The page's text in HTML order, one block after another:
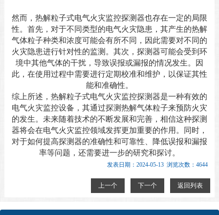
然而，热解粒子式电气火灾监控探测器也存在一定的局限
性。首先，对于不同类型的电气火灾隐患，其产生的热解
气体粒子种类和浓度可能会有所不同，因此需要对不同的
火灾隐患进行针对性的监测。其次，探测器可能会受到环
境中其他气体的干扰，导致误报或漏报的情况发生。因
此，在使用过程中需要进行定期校准和维护，以保证其性
能和准确性。
综上所述，热解粒子式电气火灾监控探测器是一种有效的
电气火灾监控设备，其通过探测热解气体粒子来预防火灾
的发生。未来随着技术的不断发展和完善，相信这种探测
器将会在电气火灾监控领域发挥更加重要的作用。同时，
对于如何提高探测器的准确性和可靠性、降低误报和漏报
率等问题，还需要进一步的研究和探讨。
发表日期：2024-05-13 浏览次数：4644
上一个 下一个 返回列表